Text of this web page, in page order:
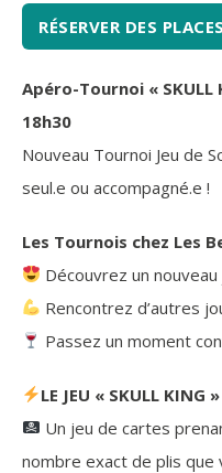
RÉSERVER DES PLACES
Apéro-Tournoi « SKULL
18h30
Nouveau Tournoi Jeu de
seul.e ou accompagné.e !
Les Tournois chez Les
Découvrez un
Rencontrez d’autres
Passez un moment
LE JEU « SKULL KING
Un jeu de cartes
nombre exact de plis que